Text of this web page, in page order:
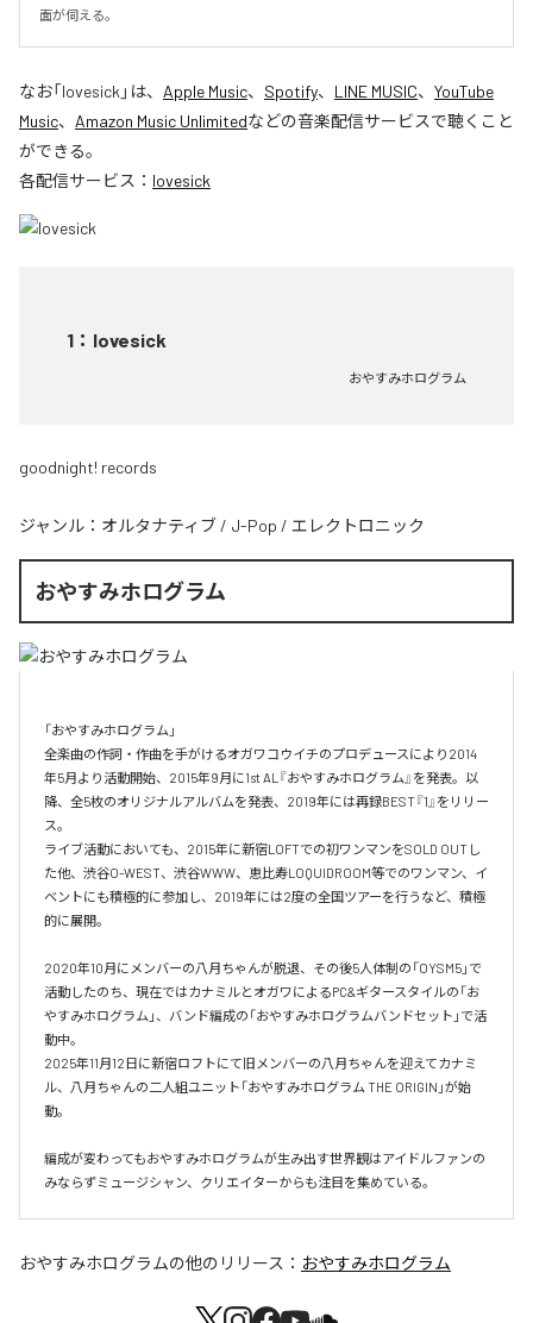
面が伺える。
なお「lovesick 」は、 Apple Music、 Spotify、 LINE MUSIC、 YouTube
Music、 Amazon Music Unlimitedなどの音楽配信サービスで聴くこと
ができる。
各配信サービス： lovesick
1 ： lovesick
おやすみホログラム
goodnight! records
ジャンル： オルタナティブ / J-Pop / エレクトロニック
おやすみホログラム
「おやすみホログラム」
全楽曲の作詞・作曲を⼿がけるオガワコウイチのプロデュースにより2014
年5⽉より活動開始、2015年9⽉に1st AL『おやすみホログラム』を発表。以
降、全5枚のオリジナルアルバムを発表、2019年には再録BEST『1』をリリー
ス。
ライブ活動においても、2015年に新宿LOFTでの初ワンマンをSOLD OUTし
た他、渋⾕O-WEST、渋⾕WWW、恵⽐寿LOQUIDROOM等でのワンマン、イ
ベントにも積極的に参加し、2019年には2度の全国ツアーを⾏うなど、積極
的に展開。
2020年10月にメンバーの八月ちゃんが脱退、その後5人体制の「OYSM5」で
活動したのち、現在ではカナミルとオガワによるPC&ギタースタイルの「お
やすみホログラム」、バンド編成の「おやすみホログラムバンドセット」で活
動中。
2025年11月12日に新宿ロフトにて旧メンバーの八月ちゃんを迎えてカナミ
ル、八月ちゃんの二人組ユニット「おやすみホログラム THE ORIGIN」が始
動。
編成が変わってもおやすみホログラムが⽣み出す世界観はアイドルファンの
おやすみホログラムの他のリリース： おやすみホログラム